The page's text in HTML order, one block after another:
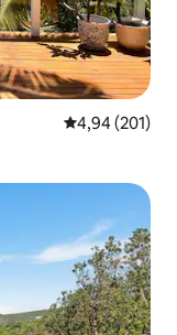
4,94 de uma
4,94 (201)